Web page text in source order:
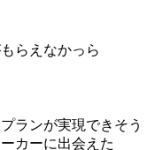
らえなかっら
ランが実現できそう
カーに出会えた